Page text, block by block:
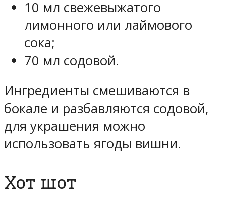
10 мл свежевыжатого
лимонного или лаймового
сока;
70 мл содовой.
Ингредиенты смешиваются в
бокале и разбавляются содовой,
для украшения можно
использовать ягоды вишни.
Хот шот